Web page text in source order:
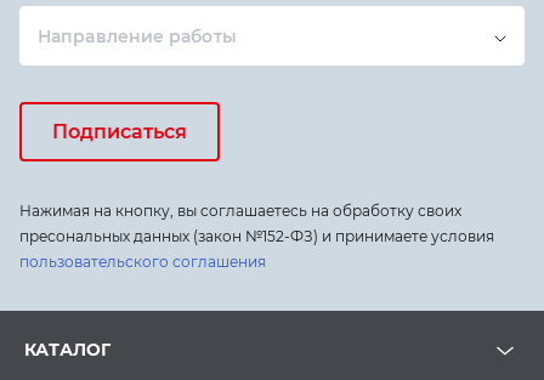
Направление работы
Подписаться
Нажимая на кнопку, вы соглашаетесь на обработку своих
пресональных данных (закон №152-ФЗ) и принимаете условия
пользовательского соглашения
КАТАЛОГ